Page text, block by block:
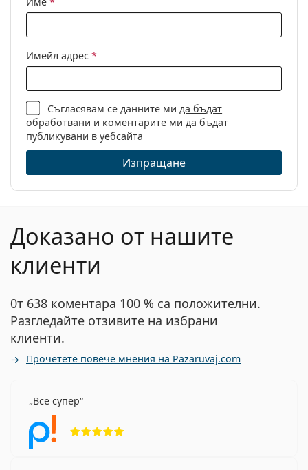
Пол:
Марка:
Имейл адрес *
Съгласявам се данните ми да бъдат
обработвани и коментарите ми да бъдат
публикувани в уебсайта
Изпращане
Доказано от нашите
клиенти
0т 638 коментара 100 % са положителни.
Разгледайте отзивите на избрани
клиенти.
Прочетете повече мнения на Pazaruvaj.com
Все супер